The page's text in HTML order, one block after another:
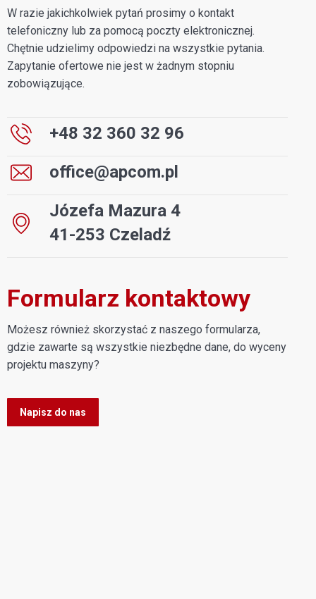
W razie jakichkolwiek pytań prosimy o kontakt
telefoniczny lub za pomocą poczty elektronicznej.
Chętnie udzielimy odpowiedzi na wszystkie pytania.
Zapytanie ofertowe nie jest w żadnym stopniu
zobowiązujące.
+48 32 360 32 96
office@apcom.pl
Józefa Mazura 4
41-253 Czeladź
Formularz kontaktowy
Możesz również skorzystać z naszego formularza,
gdzie zawarte są wszystkie niezbędne dane, do wyceny
projektu maszyny?
Napisz do nas